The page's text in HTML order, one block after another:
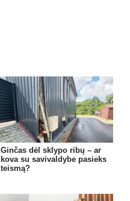
Ginčas dėl sklypo ribų – ar
kova su savivaldybe pasieks
teismą?